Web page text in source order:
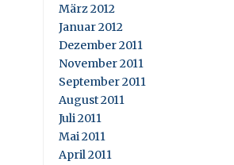
März 2012
Januar 2012
Dezember 2011
November 2011
September 2011
August 2011
Juli 2011
Mai 2011
April 2011